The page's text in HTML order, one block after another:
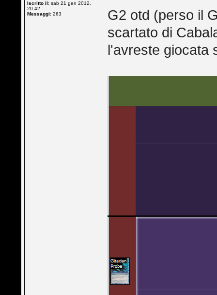
Iscritto il: sab 21 gen 2012,
20:42
Messaggi: 263
G2 otd (perso il
scartato di
l'avreste giocata